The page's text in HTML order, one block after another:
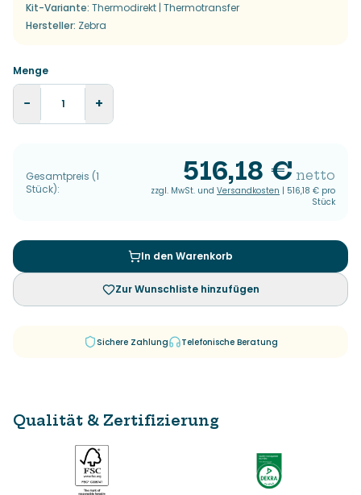
Kit-Variante: Thermodirekt | Thermotransfer
Hersteller: Zebra
Menge
− +
Gesamtpreis (1
Stück):
516,18 € netto
zzgl. MwSt. und Versandkosten | 516,18 € pro
Stück
In den Warenkorb
Zur Wunschliste hinzufügen
Sichere Zahlung Telefonische Beratung
Qualität & Zertifizierung